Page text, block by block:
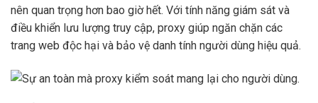
nên quan trọng hơn bao giờ hết. Với tính năng giám sát và
điều khiển lưu lượng truy cập, proxy giúp ngăn chặn các
trang web độc hại và bảo vệ danh tính người dùng hiệu quả.